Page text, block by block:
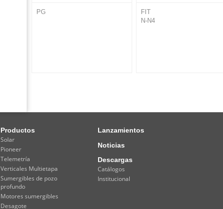
PG
FIT
N-N4
Productos
Solar
Pioneer
Telemetría
Verticales Multietapa
Sumergibles de pozo
profundo
Motores sumergibles
Desagote
Lanzamientos
Noticias
Descargas
Catálogos
Institucional